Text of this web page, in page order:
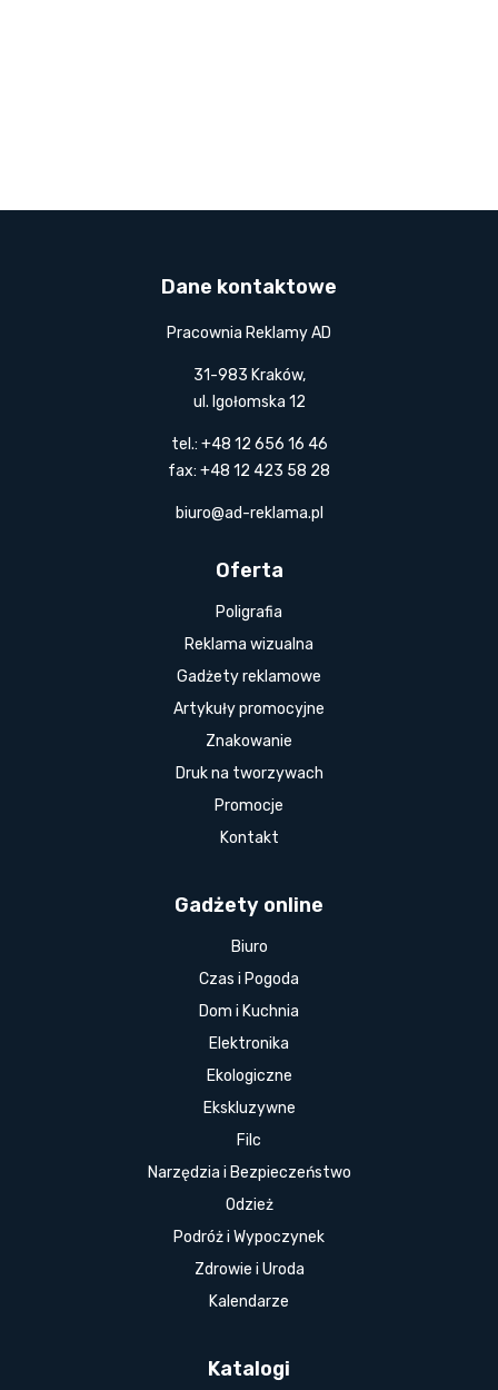
Dane kontaktowe
Pracownia Reklamy AD
31-983 Kraków,
ul. Igołomska 12
tel.: +48 12 656 16 46
fax: +48 12 423 58 28
biuro@ad-reklama.pl
Oferta
Poligrafia
Reklama wizualna
Gadżety reklamowe
Artykuły promocyjne
Znakowanie
Druk na tworzywach
Promocje
Kontakt
Gadżety online
Biuro
Czas i Pogoda
Dom i Kuchnia
Elektronika
Ekologiczne
Ekskluzywne
Filc
Narzędzia i Bezpieczeństwo
Odzież
Podróż i Wypoczynek
Zdrowie i Uroda
Kalendarze
Katalogi